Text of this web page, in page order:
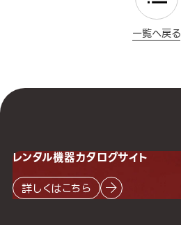
一覧へ戻る
レンタル機器カタログサイト
詳しくはこちら